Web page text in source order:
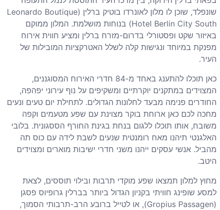
שונפלד, שוכן לו מלון לאונרדו בוטיק ברלין (Leonardo Boutique
Hotel Berlin City South) בנוחות מושלמת. המלון ממוקם
באיזור שקט ופסטורלי בדרום-מזרח ברלין ומציע חווית אירוח
מפנקת במיוחד ונגישות קלה לשלל האטרקציות המובילות של
העיר.
כאן תוכלו להתענג באחד מ-84 חדרי האירוח המסוגננים,
המצוידים במתקנים יוקרתיים ומשקיפים על נוף עירוני יפהפה,
החודרים פנימה מבעד לחלונות הגדולים. לתחילת יום טעים ונעים
מחכה לכם כאן ארוחת בוקר מצוינת עם שפע מטעמים וקפה
משובח, אותו תוכלו ללגום בנחת בגינת החורף הססגונית. בלובי
האלגנטי תיהנו מאח רומנטית שנעים לשבת לידה עם כוס תה
מהביל. אנשי עסקים ייהנו משני חדרי ישיבות מוארים ומצוידים
היטב.
מחוץ למלון תמצאו שפע מוקדי תרבות ובילוי תוססים, לצאת
למסע שופינג חוויתי בקניון הגדול ביותר בברלין גרופיוס פסגן
(Gropius Passagen), או לטייל ברובע הרב-תרבותי הסמוך,